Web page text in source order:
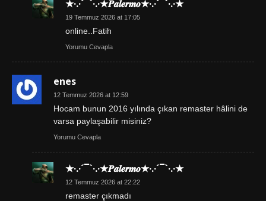
★·.·´¯`·.·★𝑷𝒂𝒍𝒆𝒓𝒎𝒐★·.·´¯`·.·★
19 Temmuz 2026 at 17:05
online..Fatih
Yorumu Cevapla
enes
12 Temmuz 2026 at 12:59
Hocam bunun 2016 yılında çıkan remaster hâlini de
varsa paylaşabilir misiniz?
Yorumu Cevapla
★·.·´¯`·.·★𝑷𝒂𝒍𝒆𝒓𝒎𝒐★·.·´¯`·.·★
12 Temmuz 2026 at 22:22
remaster çıkmadı